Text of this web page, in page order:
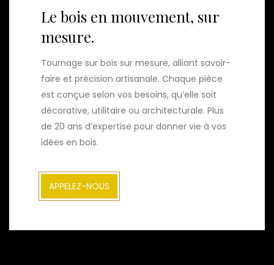
Le bois en mouvement, sur
mesure.
Tournage sur bois sur mesure, alliant savoir-
faire et précision artisanale. Chaque pièce
est conçue selon vos besoins, qu’elle soit
décorative, utilitaire ou architecturale. Plus
de 20 ans d’expertise pour donner vie à vos
idées en bois.
APPELEZ-NOUS